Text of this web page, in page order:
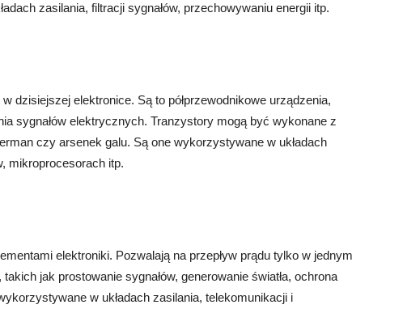
zasilania, filtracji sygnałów, przechowywaniu energii itp.
dzisiejszej elektronice. Są to półprzewodnikowe urządzenia,
sygnałów elektrycznych. Tranzystory mogą być wykonane z
czy arsenek galu. Są one wykorzystywane w układach
mikroprocesorach itp.
elektroniki. Pozwalają na przepływ prądu tylko w jednym
jak prostowanie sygnałów, generowanie światła, ochrona
w układach zasilania, telekomunikacji i